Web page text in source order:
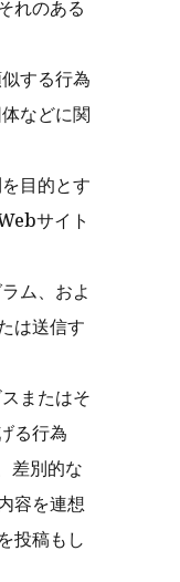
れのある
する行為
などに関
目的とす
サイト
ム、およ
は送信す
またはそ
る行為
差別的な
容を連想
投稿もし